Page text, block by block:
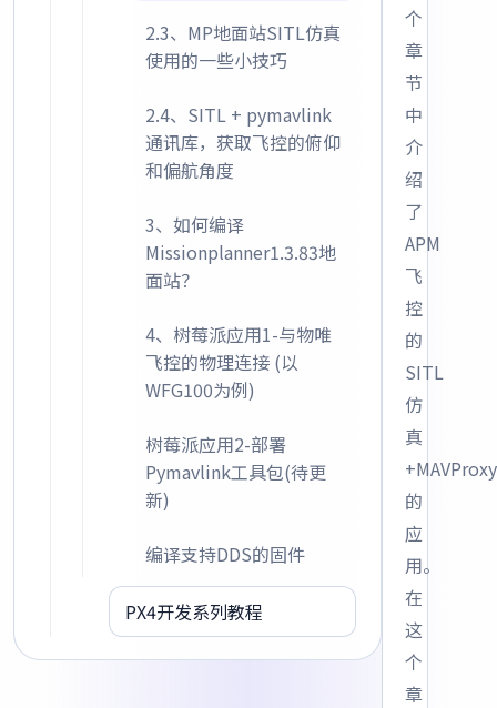
2.3、MP地面站SITL仿真
使用的一些小技巧
2.4、SITL + pymavlink
通讯库，获取飞控的俯仰
和偏航角度
3、如何编译
Missionplanner1.3.83地
面站？
4、树莓派应用1-与物唯
飞控的物理连接 (以
WFG100为例)
树莓派应用2-部署
Pymavlink工具包(待更
新)
编译支持DDS的固件
PX4开发系列教程
个
章
节
中
介
绍
了
APM
飞
控
的
SITL
仿
真
+MAVProxy
的
应
用。
在
这
个
章